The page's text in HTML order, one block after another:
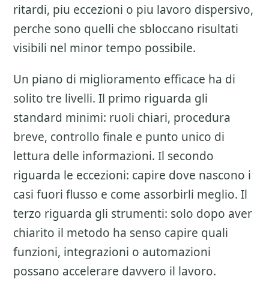
ritardi, piu eccezioni o piu lavoro dispersivo,
perche sono quelli che sbloccano risultati
visibili nel minor tempo possibile.
Un piano di miglioramento efficace ha di
solito tre livelli. Il primo riguarda gli
standard minimi: ruoli chiari, procedura
breve, controllo finale e punto unico di
lettura delle informazioni. Il secondo
riguarda le eccezioni: capire dove nascono i
casi fuori flusso e come assorbirli meglio. Il
terzo riguarda gli strumenti: solo dopo aver
chiarito il metodo ha senso capire quali
funzioni, integrazioni o automazioni
possano accelerare davvero il lavoro.